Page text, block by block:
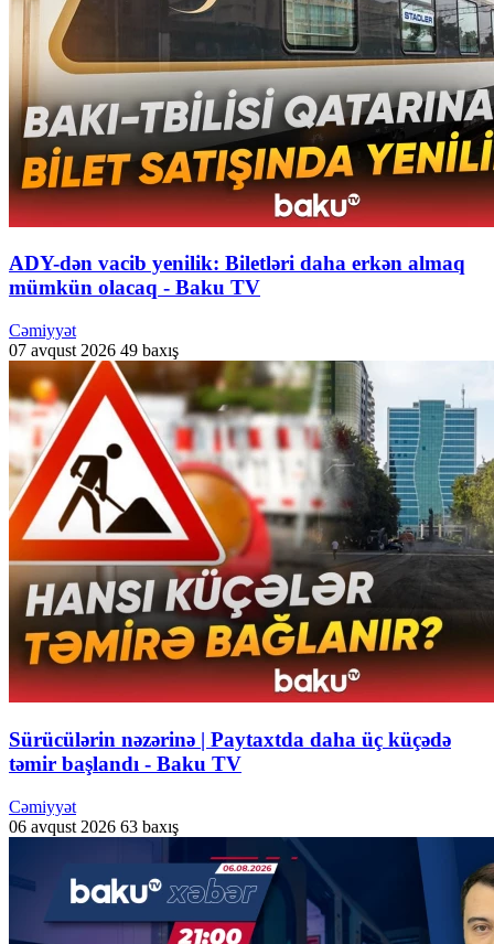
ADY-dən vacib yenilik: Biletləri daha erkən almaq
mümkün olacaq - Baku TV
Cəmiyyət
07 avqust 2026 49 baxış
Sürücülərin nəzərinə | Paytaxtda daha üç küçədə
təmir başlandı - Baku TV
Cəmiyyət
06 avqust 2026 63 baxış